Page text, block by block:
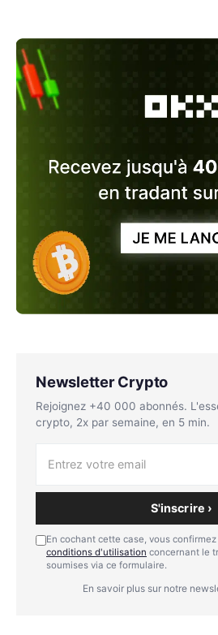
Newsletter Crypto
Rejoignez +40 000 abonnés.
crypto, 2x par semaine, en 5 min.
S'inscrire ›
En cochant cette case, vous
conditions d'utilisation concernant le
soumises via ce formulaire.
En savoir plus sur notre